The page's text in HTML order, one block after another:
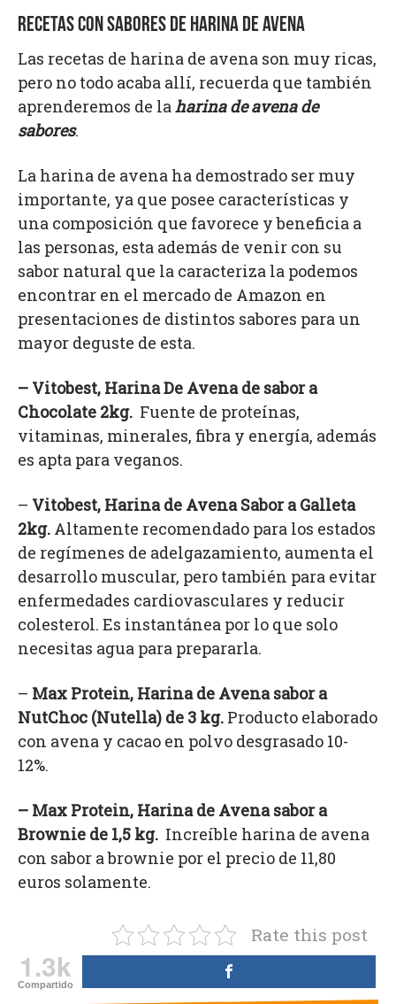
RECETAS CON SABORES DE HARINA DE AVENA
Las recetas de harina de avena son muy ricas,
pero no todo acaba allí, recuerda que también
aprenderemos de laharina de avena de
sabores.
La harina de avena ha demostrado ser muy
importante, ya que posee características y
una composición que favorece y beneficia a
las personas, esta además de venir con su
sabor natural que la caracteriza la podemos
encontrar en el mercado de Amazon en
presentaciones de distintos sabores para un
mayor deguste de esta.
– Vitobest, Harina De Avena de sabor a
Chocolate 2kg. Fuente de proteínas,
vitaminas, minerales, fibra y energía, además
es apta para veganos.
– Vitobest, Harina de Avena Sabor a Galleta
2kg. Altamente recomendado para los estados
de regímenes de adelgazamiento, aumenta el
desarrollo muscular, pero también para evitar
enfermedades cardiovasculares y reducir
colesterol. Es instantánea por lo que solo
necesitas agua para prepararla.
– Max Protein, Harina de Avena sabor a
NutChoc (Nutella) de 3 kg. Producto elaborado
con avena y cacao en polvo desgrasado 10-
12%.
– Max Protein, Harina de Avena sabor a
Brownie de 1,5 kg. Increíble harina de avena
con sabor a brownie por el precio de 11,80
euros solamente.
Rate this post
1.3k
Compartido